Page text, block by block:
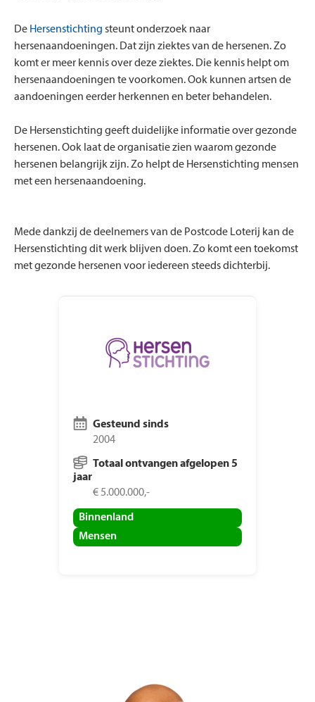
De Hersenstichting steunt onderzoek naar
hersenaandoeningen. Dat zijn ziektes van de hersenen. Zo
komt er meer kennis over deze ziektes. Die kennis helpt om
hersenaandoeningen te voorkomen. Ook kunnen artsen de
aandoeningen eerder herkennen en beter behandelen.
De Hersenstichting geeft duidelijke informatie over gezonde
hersenen. Ook laat de organisatie zien waarom gezonde
hersenen belangrijk zijn. Zo helpt de Hersenstichting mensen
met een hersenaandoening.
Mede dankzij de deelnemers van de Postcode Loterij kan de
Hersenstichting dit werk blijven doen. Zo komt een toekomst
met gezonde hersenen voor iedereen steeds dichterbij.
Gesteund sinds
2004
Totaal ontvangen afgelopen 5
jaar
€ 5.000.000,-
Binnenland
Mensen